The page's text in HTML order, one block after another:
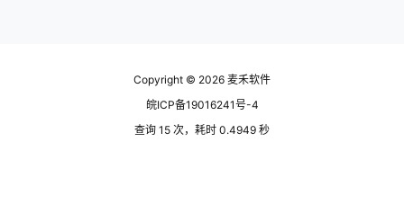
Copyright © 2026 麦禾软件
皖ICP备19016241号-4
查询 15 次，耗时 0.4949 秒